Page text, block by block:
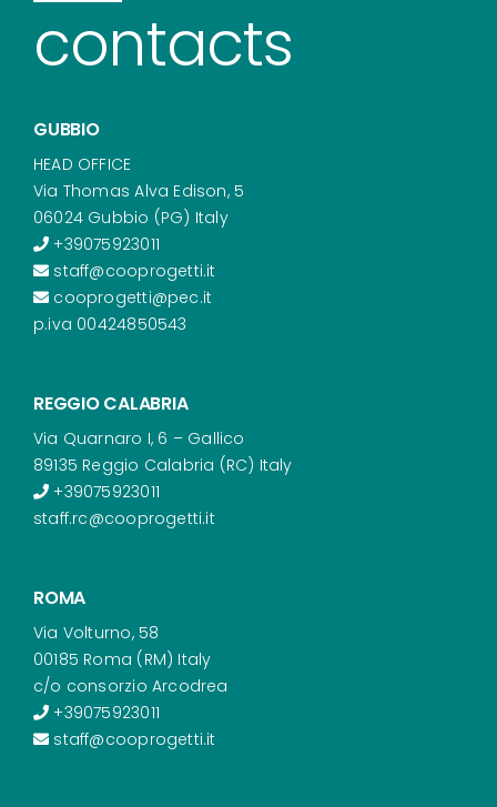
contacts
GUBBIO
HEAD OFFICE
Via Thomas Alva Edison, 5
06024 Gubbio (PG) Italy
+39075923011
staff@cooprogetti.it
cooprogetti@pec.it
p.iva 00424850543
REGGIO CALABRIA
Via Quarnaro I, 6 – Gallico
89135 Reggio Calabria (RC) Italy
+39075923011
staff.rc@cooprogetti.it
ROMA
Via Volturno, 58
00185 Roma (RM) Italy
c/o consorzio Arcodrea
+39075923011
staff@cooprogetti.it